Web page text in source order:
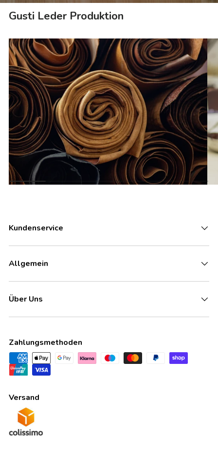
Gusti Leder Produktion
Kundenservice
Allgemein
Über Uns
Zahlungsmethoden
Versand